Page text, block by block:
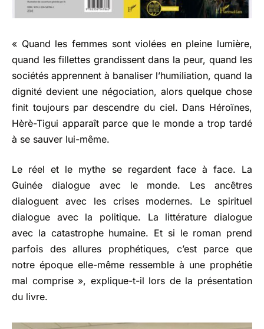
« Quand les femmes sont violées en pleine lumière,
quand les fillettes grandissent dans la peur, quand les
sociétés apprennent à banaliser l’humiliation, quand la
dignité devient une négociation, alors quelque chose
finit toujours par descendre du ciel. Dans Héroïnes,
Hèrè-Tigui apparaît parce que le monde a trop tardé
à se sauver lui-même.
Le réel et le mythe se regardent face à face. La
Guinée dialogue avec le monde. Les ancêtres
dialoguent avec les crises modernes. Le spirituel
dialogue avec la politique. La littérature dialogue
avec la catastrophe humaine. Et si le roman prend
parfois des allures prophétiques, c’est parce que
notre époque elle-même ressemble à une prophétie
mal comprise », explique-t-il lors de la présentation
du livre.